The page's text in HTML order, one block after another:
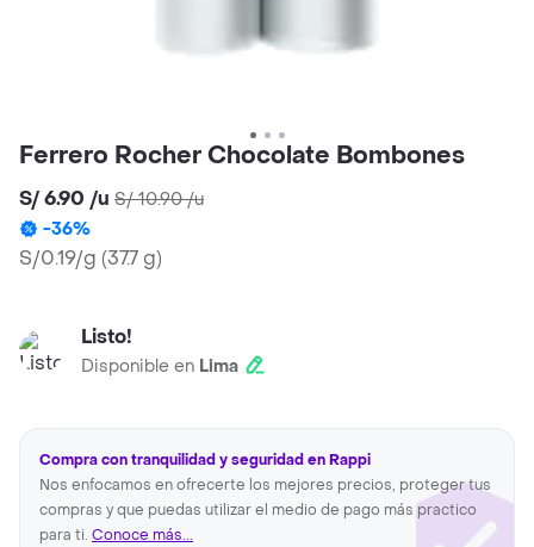
Ferrero Rocher Chocolate Bombones
S/ 6.90 /u S/ 10.90/u
-36%
S/0.19/g (37.7 g)
Listo!
Disponible en Lima
Compra con tranquilidad y seguridad en Rappi
Nos enfocamos en ofrecerte los mejores precios, proteger tus
compras y que puedas utilizar el medio de pago más practico
para ti. Conoce más...